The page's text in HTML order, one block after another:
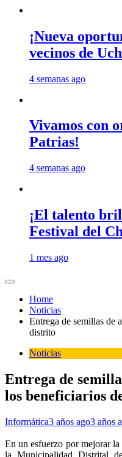
¡Nueva
vecinos de
4 semanas ago
Vivamos con
Patrias!
4 semanas ago
¡El talento
Festival del
1 mes ago
Home
Noticias
Entrega de semillas de
distrito
Noticias
Entrega de
los beneficiarios
Informática3 años ago3 años
En un esfuerzo por mejorar
la Municipalidad Distrital